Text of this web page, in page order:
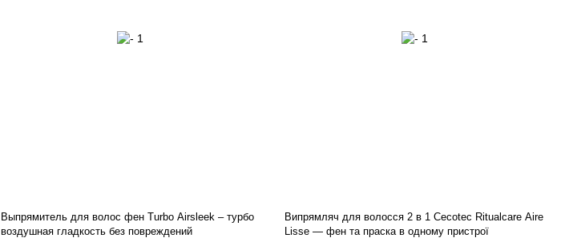
Выпрямитель для волос фен Turbo Airsleek – турбо
воздушная гладкость без повреждений
Випрямляч для волосся 2 в 1 Cecotec Ritualcare Aire
Lisse — фен та праска в одному пристрої